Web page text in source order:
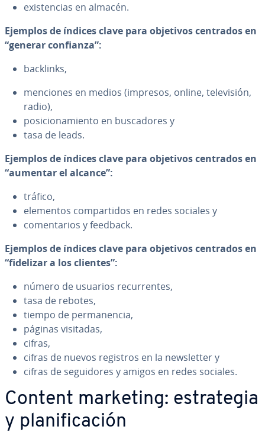
exi­s­te­n­cias en almacén.
Ejemplos de índices clave para objetivos centrados en
“generar confianza”:
backlinks,
menciones en medios (impresos, online, te­le­vi­sión,
radio),
po­si­cio­na­mie­n­to en bu­s­ca­do­res y
tasa de leads.
Ejemplos de índices clave para objetivos centrados en
“aumentar el alcance”:
tráfico,
elementos co­m­pa­r­ti­dos en redes sociales y
co­me­n­ta­rios y feedback.
Ejemplos de índices clave para objetivos centrados en
“fidelizar a los clientes”:
número de usuarios re­cu­rre­n­tes,
tasa de rebotes,
tiempo de pe­r­ma­ne­n­cia,
páginas visitadas,
cifras,
cifras de nuevos registros en la ne­w­s­le­t­ter y
cifras de se­gui­do­res y amigos en redes sociales.
Content marketing: es­tra­te­gia
y pla­ni­fi­ca­ción